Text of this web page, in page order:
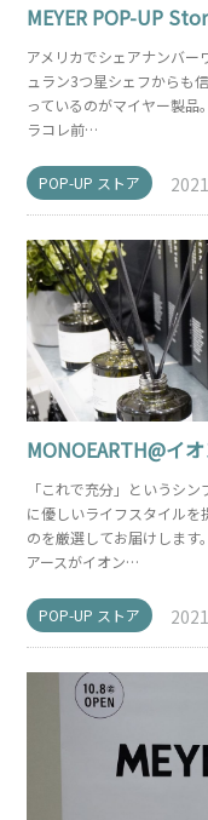
MEYER POP-UP
アメリカでシェアナンバー
ュラン3つ星シェフからも
っているのがマイヤー製品
ラコレ前…
POP-UP ストア
MONOEARTH@イ
「これで充分」というシ
に優しいライフスタイルを
のを厳選してお届けします
アースがイオン…
POP-UP ストア